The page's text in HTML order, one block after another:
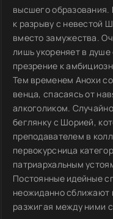
высшего образования.
к разрыву с невестой
вместо замужества.
лишь укореняет в
презрение к
Тем временем Анохи
венца, спасаясь от
алкоголиком.
беглянку с Шорией,
преподавателем в
первокурсница
патриархальным
Постоянные идейные
неожиданно сближают
разжигая между ними